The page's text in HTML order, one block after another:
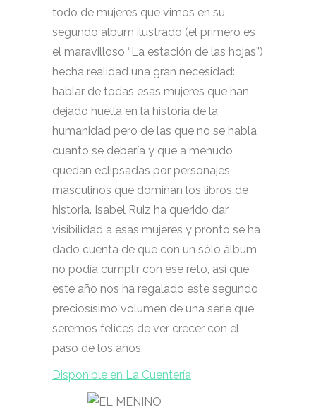
todo de mujeres que vimos en su
segundo álbum ilustrado (el primero es
el maravilloso “La estación de las hojas”)
hecha realidad una gran necesidad:
hablar de todas esas mujeres que han
dejado huella en la historia de la
humanidad pero de las que no se habla
cuanto se debería y que a menudo
quedan eclipsadas por personajes
masculinos que dominan los libros de
historia. Isabel Ruiz ha querido dar
visibilidad a esas mujeres y pronto se ha
dado cuenta de que con un sólo álbum
no podía cumplir con ese reto, así que
este año nos ha regalado este segundo
preciosísimo volumen de una serie que
seremos felices de ver crecer con el
paso de los años.
Disponible en La Cuentería